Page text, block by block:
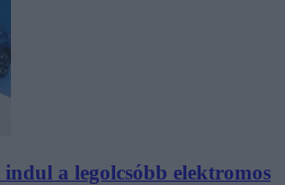
a legolcsóbb elektromos